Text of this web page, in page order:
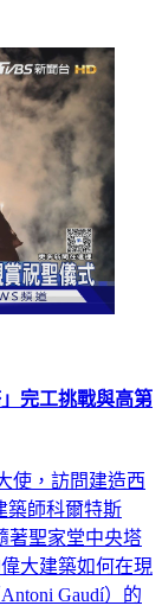
完工挑戰與高第
，訪問建造西
築師科爾特斯
著聖家堂中央塔
大建築如何在現